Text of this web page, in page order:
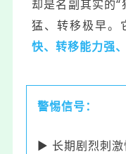
却是名副其实的
猛、转移极早。
快、转移能力强
警惕信号：
▶ 长期剧烈刺激